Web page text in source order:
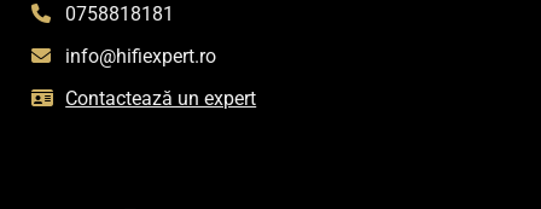
0758818181
info@hifiexpert.ro
Contactează un expert